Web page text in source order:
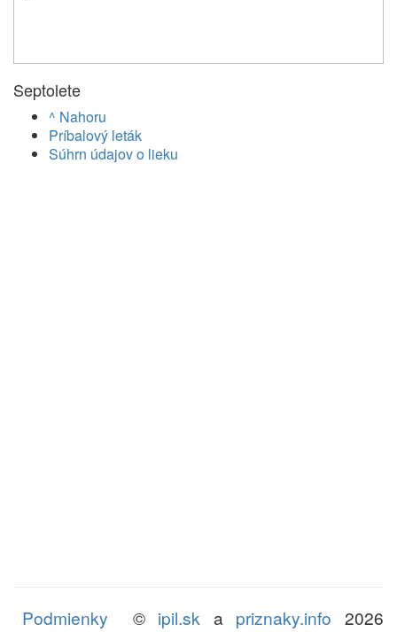
Septolete
^ Nahoru
Príbalový leták
Súhrn údajov o lieku
© ipil.sk a priznaky.info 2026
Podmienky